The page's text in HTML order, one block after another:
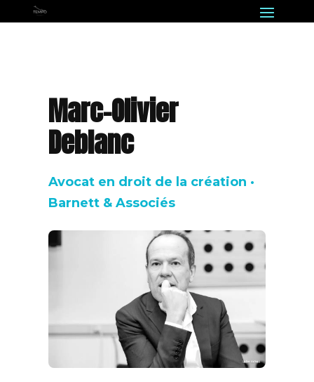
Marc-Olivier
Deblanc
Avocat en droit de la création ·
Barnett & Associés